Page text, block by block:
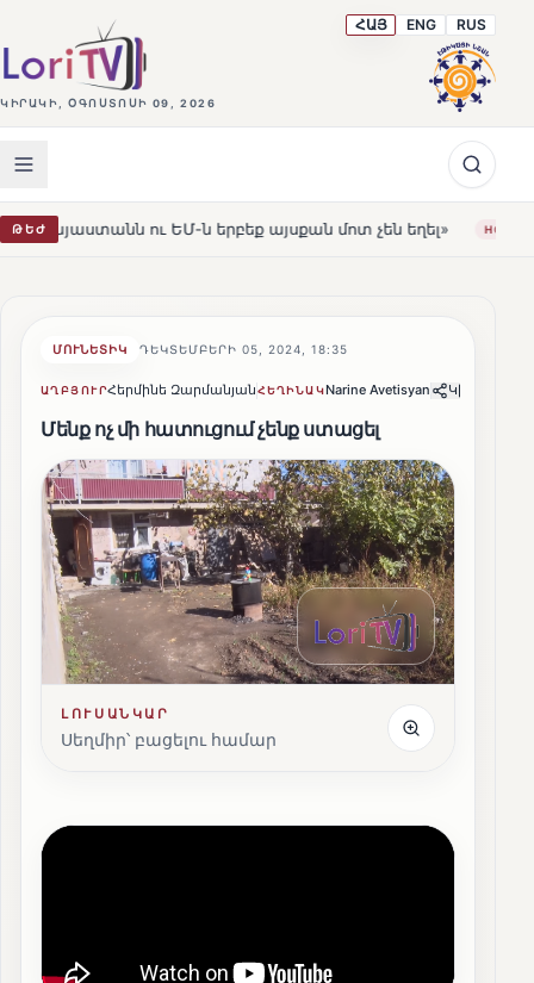
ԿԻՐԱԿԻ, ՕԳՈՍՏՈՍԻ 09, 2026
ՀԱՅ ENG RUS
ԹԵԺ
ԵՄ-ն երբեք այսքան մոտ չեն եղել» HOT Լեռնահովիտի
ՄՈՒՆԵՏԻԿ ԴԵԿՏԵՄԲԵՐԻ 05, 2024, 18:35
ԱՂԲՅՈՒՐՀերմինե ԶարմանյանՀԵՂԻՆԱԿNarine Avetisyan Կիսվել
Մենք ոչ մի հատուցում չենք ստացել
ԼՈՒՍԱՆԿԱՐ
Սեղմիր՝ բացելու համար